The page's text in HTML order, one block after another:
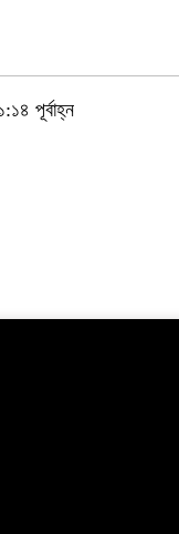
পূর্বাহ্ন